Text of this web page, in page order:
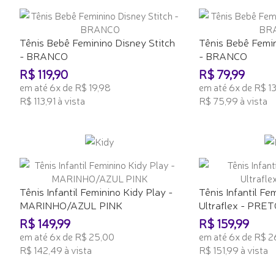
Tênis Bebê Feminino Disney Stitch
- BRANCO
R$ 119,90
em até 6x de R$ 19,98
R$ 113,91 à vista
Tênis Bebê
- BRANCO
R$ 79,99
em até 6x de R$
R$ 75,99 à vista
Tênis Infantil Feminino Kidy Play -
MARINHO/AZUL PINK
R$ 149,99
em até 6x de R$ 25,00
R$ 142,49 à vista
Tênis Infantil
Ultraflex -
R$ 159,99
em até 6x de R$
R$ 151,99 à vista